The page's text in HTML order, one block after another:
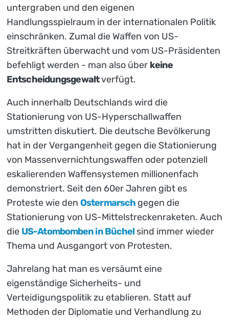
untergraben und den eigenen
Handlungsspielraum in der internationalen Politik
einschränken. Zumal die Waffen von US-
Streitkräften überwacht und vom US-Präsidenten
befehligt werden - man also über keine
Entscheidungsgewaltverfügt.
Auch innerhalb Deutschlands wird die
Stationierung von US-Hyperschallwaffen
umstritten diskutiert. Die deutsche Bevölkerung
hat in der Vergangenheit gegen die Stationierung
von Massenvernichtungswaffen oder potenziell
eskalierenden Waffensystemen millionenfach
demonstriert. Seit den 60er Jahren gibt es
Proteste wie den Ostermarsch gegen die
Stationierung von US-Mittelstreckenraketen. Auch
die US-Atombomben in Büchel sind immer wieder
Thema und Ausgangort von Protesten.
Jahrelang hat man es versäumt eine
eigenständige Sicherheits- und
Verteidigungspolitik zu etablieren. Statt auf
Methoden der Diplomatie und Verhandlung zu